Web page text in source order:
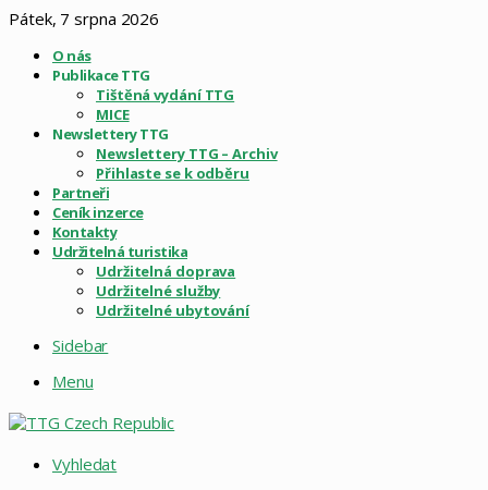
Pátek, 7 srpna 2026
O nás
Publikace TTG
Tištěná vydání TTG
MICE
Newslettery TTG
Newslettery TTG – Archiv
Přihlaste se k odběru
Partneři
Ceník inzerce
Kontakty
Udržitelná turistika
Udržitelná doprava
Udržitelné služby
Udržitelné ubytování
Sidebar
Menu
Vyhledat